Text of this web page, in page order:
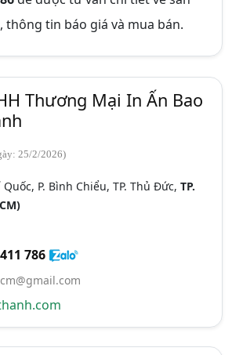
thông tin báo giá và mua bán.
Thương Mại In Ấn Bao
25/2/2026)
P. Bình Chiểu, TP. Thủ Đức, TP.
786